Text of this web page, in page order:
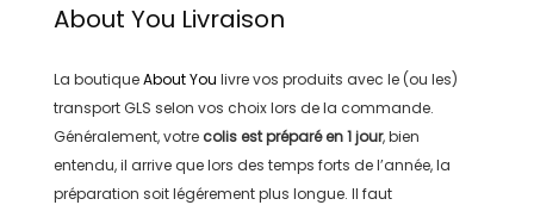
About You Livraison
La boutiqueAbout You livre vos produits avec le (ou les)
transportGLS selon vos choix lors de la commande.
Généralement, votre colis est préparé en1 jour, bien
entendu, il arrive que lors des temps forts de l’année, la
préparation soit légérement plus longue. Il faut